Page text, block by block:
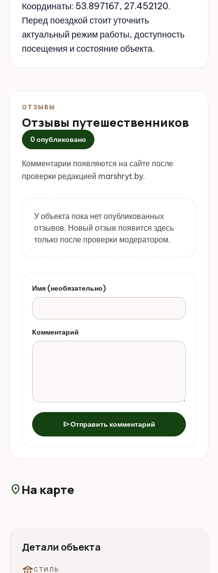
Координаты: 53.897167, 27.452120.
Перед поездкой стоит уточнить
актуальный режим работы, доступность
посещения и состояние объекта.
ОТЗЫВЫ
Отзывы путешественников
0 опубликовано
Комментарии появляются на сайте после
проверки редакцией marshryt.by.
У объекта пока нет опубликованных
отзывов. Новый отзыв появится здесь
только после проверки модератором.
Имя (необязательно)
Комментарий
sendОтправить комментарий
location_on На карте
Детали объекта
СТИЛЬ